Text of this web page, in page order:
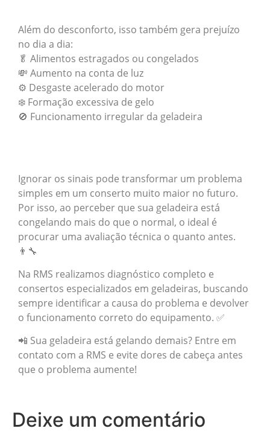
Além do desconforto, isso também gera prejuízo
no dia a dia:
🥬 Alimentos estragados ou congelados
💸 Aumento na conta de luz
⚙️ Desgaste acelerado do motor
❄️ Formação excessiva de gelo
🚫 Funcionamento irregular da geladeira
Ignorar os sinais pode transformar um problema
simples em um conserto muito maior no futuro.
Por isso, ao perceber que sua geladeira está
congelando mais do que o normal, o ideal é
procurar uma avaliação técnica o quanto antes.
👨‍🔧
Na RMS realizamos diagnóstico completo e
consertos especializados em geladeiras, buscando
sempre identificar a causa do problema e devolver
o funcionamento correto do equipamento. ✅
📲 Sua geladeira está gelando demais? Entre em
contato com a RMS e evite dores de cabeça antes
que o problema aumente!
Deixe um comentário